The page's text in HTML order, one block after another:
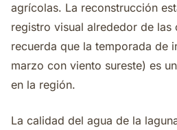
agrícolas. La reconstrucción
registro visual alrededor de las
recuerda que la temporada de
marzo con viento sureste) es
en la región.
La calidad del agua de la